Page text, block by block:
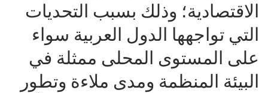
الاقتصادية؛ وذلك بسبب التحديات
التي تواجهها الدول العربية سواء
على المستوى المحلى ممثلة في
البيئة المنظمة ومدى ملاءة وتطور